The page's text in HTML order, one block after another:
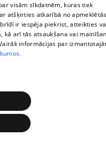
dronu radīto
visām sīkdatnēm, kuras tiek
atšķirties atkarībā no
ir iespēja piekrist, atteikties
kā arī tās atsaukšana vai
informācijas par